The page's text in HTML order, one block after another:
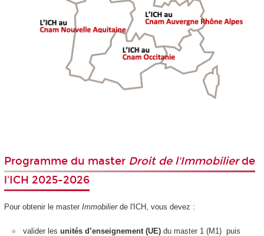
Programme du master Droit de l'Immobilierde
l'ICH 2025-2026
Pour obtenir le master Immobilierde l'ICH, vous devez :
valider les unités d’enseignement (UE) du master 1 (M1) puis